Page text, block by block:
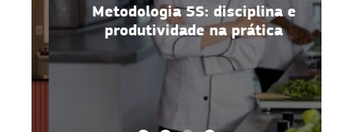
Metodologia 5S: disciplina e
produtividade na prática